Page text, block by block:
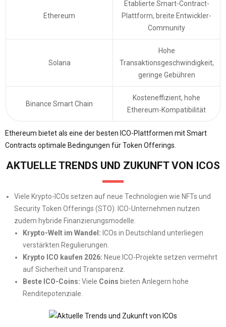
Ethereum
Etablierte Smart-Contract-
Plattform, breite Entwickler-
Community
Solana
Hohe
Transaktionsgeschwindigkeit,
geringe Gebühren
Binance Smart Chain
Kosteneffizient, hohe
Ethereum-Kompatibilität
Ethereum bietet als eine der besten ICO-Plattformen mit Smart
Contracts optimale Bedingungen für Token Offerings.
AKTUELLE TRENDS UND ZUKUNFT VON ICOS
Viele Krypto-ICOs setzen auf neue Technologien wie NFTs und
Security Token Offerings (STO). ICO-Unternehmen nutzen
zudem hybride Finanzierungsmodelle.
Krypto-Welt im Wandel: ICOs in Deutschland unterliegen
verstärkten Regulierungen.
Krypto ICO kaufen 2026: Neue ICO-Projekte setzen vermehrt
auf Sicherheit und Transparenz.
Beste ICO-Coins: Viele Coins bieten Anlegern hohe
Renditepotenziale.